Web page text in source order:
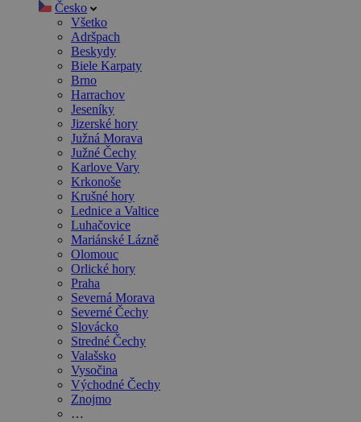
Česko
Všetko
Adršpach
Beskydy
Biele Karpaty
Brno
Harrachov
Jeseníky
Jizerské hory
Južná Morava
Južné Čechy
Karlove Vary
Krkonoše
Krušné hory
Lednice a Valtice
Luhačovice
Mariánské Lázně
Olomouc
Orlické hory
Praha
Severná Morava
Severné Čechy
Slovácko
Stredné Čechy
Valašsko
Vysočina
Východné Čechy
Znojmo
…